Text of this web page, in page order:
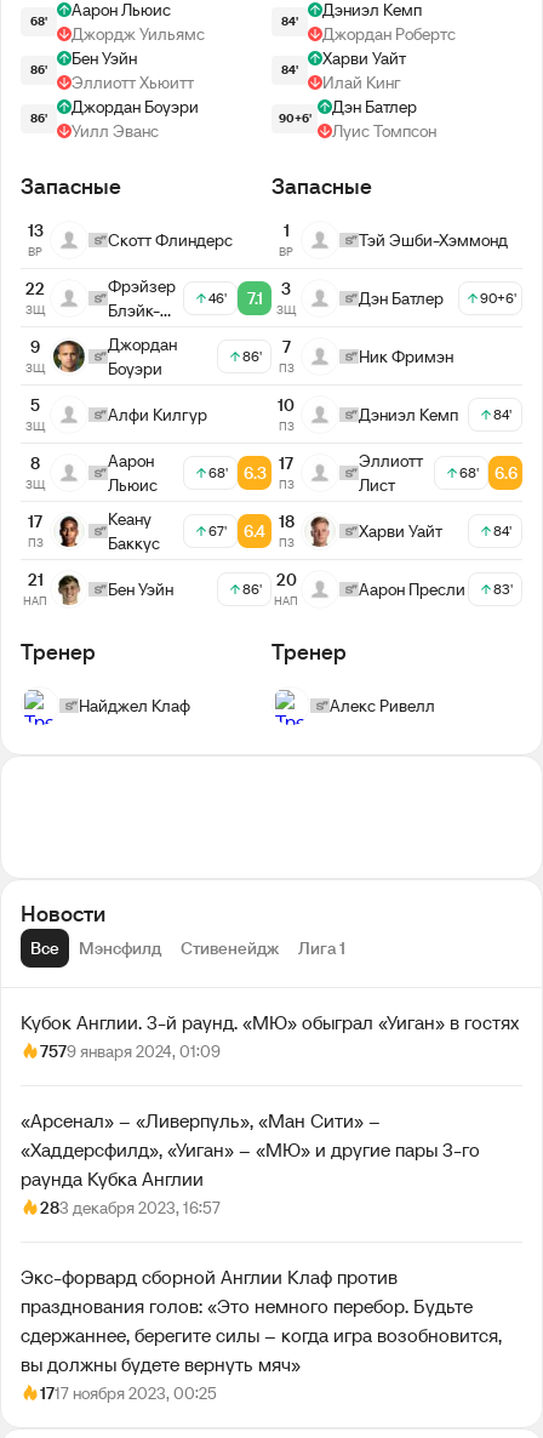
68'
Аарон Льюис
Джордж Уильямс
86'
Бен Уэйн
Эллиотт Хьюитт
86'
Джордан Боуэри
Уилл Эванс
84'
Дэниэл Кемп
Джордан Робертс
84'
Харви Уайт
Илай Кинг
90+6'
Дэн Батлер
Луис Томпсон
Запасные
13
ВР
Скотт Флиндерс
22
ЗЩ
Фрэйзер
Блэйк-
Трэйси
46' 7.1
9
ЗЩ
Джордан
Боуэри
86'
5
ЗЩ
Алфи Килгур
8
ЗЩ
Аарон
Льюис
68' 6.3
17
ПЗ
Кеану
Баккус
67' 6.4
21
НАП
Бен Уэйн 86'
Запасные
1
ВР
Тэй Эшби-Хэммонд
3
ЗЩ
Дэн Батлер 90+6'
7
ПЗ
Ник Фримэн
10
ПЗ
Дэниэл Кемп 84'
17
ПЗ
Эллиотт
Лист
68' 6.6
18
ПЗ
Харви Уайт 84'
20
НАП
Аарон Пресли 83'
Тренер
Найджел Клаф
Тренер
Алекс Ривелл
Новости
Все Мэнсфилд Стивенейдж Лига 1
Кубок Англии. 3-й раунд. «МЮ» обыграл «Уиган» в гостях
7579 января 2024, 01:09
«Арсенал» – «Ливерпуль», «Ман Сити» –
«Хаддерсфилд», «Уиган» – «МЮ» и другие пары 3-го
раунда Кубка Англии
283 декабря 2023, 16:57
Экс-форвард сборной Англии Клаф против
празднования голов: «Это немного перебор. Будьте
сдержаннее, берегите силы – когда игра возобновится,
вы должны будете вернуть мяч»
1717 ноября 2023, 00:25